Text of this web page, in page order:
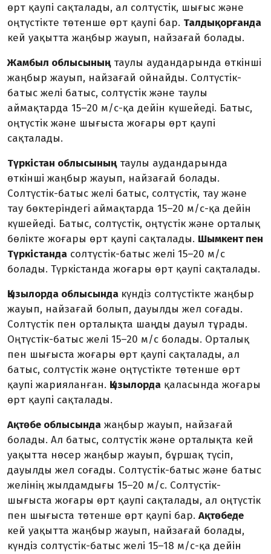
өрт қаупі сақталады, ал солтүстік, шығыс және
оңтүстікте төтенше өрт қаупі бар. Талдықорғанда
кей уақытта жаңбыр жауып, найзағай болады.
Жамбыл облысыныңтаулы аудандарында өткінші
жаңбыр жауып, найзағай ойнайды. Солтүстік-
батыс желі батыс, солтүстік және таулы
аймақтарда 15–20 м/с-қа дейін күшейеді. Батыс,
оңтүстік және шығыста жоғары өрт қаупі
сақталады.
Түркістан облысыныңтаулы аудандарында
өткінші жаңбыр жауып, найзағай болады.
Солтүстік-батыс желі батыс, солтүстік, тау және
тау бөктеріндегі аймақтарда 15–20 м/с-қа дейін
күшейеді. Батыс, солтүстік, оңтүстік және орталық
бөлікте жоғары өрт қаупі сақталады. Шымкент пен
Түркістанда солтүстік-батыс желі 15–20 м/с
болады. Түркістанда жоғары өрт қаупі сақталады.
Қызылорда облысында күндіз солтүстікте жаңбыр
жауып, найзағай болып, дауылды жел соғады.
Солтүстік пен орталықта шаңды дауыл тұрады.
Оңтүстік-батыс желі 15–20 м/с болады. Орталық
пен шығыста жоғары өрт қаупі сақталады, ал
батыс, солтүстік және оңтүстікте төтенше өрт
қаупі жарияланған. Қызылорда қаласында жоғары
өрт қаупі сақталады.
Ақтөбе облысында жаңбыр жауып, найзағай
болады. Ал батыс, солтүстік және орталықта кей
уақытта нөсер жаңбыр жауып, бұршақ түсіп,
дауылды жел соғады. Солтүстік-батыс және батыс
желінің жылдамдығы 15–20 м/с. Солтүстік-
шығыста жоғары өрт қаупі сақталады, ал оңтүстік
пен шығыста төтенше өрт қаупі бар. Ақтөбеде
кей уақытта жаңбыр жауып, найзағай болады,
күндіз солтүстік-батыс желі 15–18 м/с-қа дейін